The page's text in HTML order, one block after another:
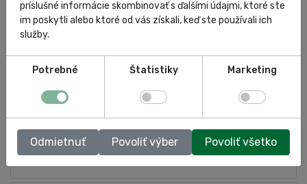
príslušné informácie skombinovať s ďalšími údajmi, ktoré ste
im poskytli alebo ktoré od vás získali, keď ste používali ich
služby.
Potrebné Štatistiky Marketing
Odmietnuť Povoliť výber Povoliť všetko